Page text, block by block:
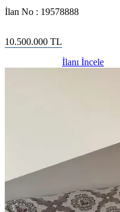
İlan No : 19578888
10.500.000 TL
İlanı İncele